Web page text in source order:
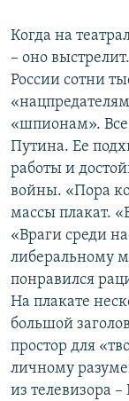
Когда на
– оно
России сотни
«шпионам».
Путина. Ее
работы и
войны. «Пора
массы плакат.
«Враги среди
либеральному
понравился
На плакате
большой
простор для
личному
из телевизора